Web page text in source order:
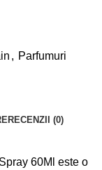
, Parfumuri
RECENZII (0)
60Ml este o